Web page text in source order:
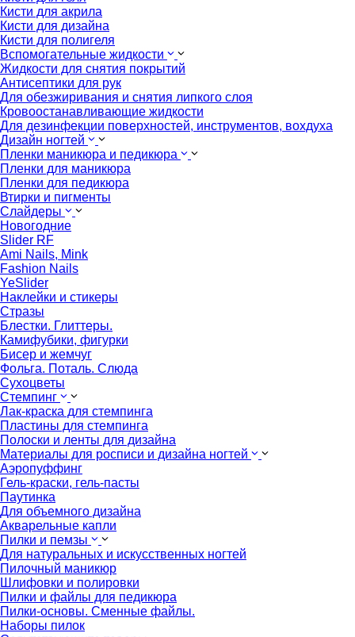
Кисти для акрила
Кисти для дизайна
Кисти для полигеля
Вспомогательные жидкости
Жидкости для снятия покрытий
Антисептики для рук
Для обезжиривания и снятия липкого слоя
Кровоостанавливающие жидкости
Для дезинфекции поверхностей, инструментов, вохдуха
Дизайн ногтей
Пленки маникюра и педикюра
Пленки для маникюра
Пленки для педикюра
Втирки и пигменты
Слайдеры
Новогодние
Slider RF
Ami Nails, Mink
Fashion Nails
YeSlider
Наклейки и стикеры
Стразы
Блестки. Глиттеры.
Камифубики, фигурки
Бисер и жемчуг
Фольга. Поталь. Слюда
Сухоцветы
Стемпинг
Лак-краска для стемпинга
Пластины для стемпинга
Полоски и ленты для дизайна
Материалы для росписи и дизайна ногтей
Аэропуффинг
Гель-краски, гель-пасты
Паутинка
Для объемного дизайна
Акварельные капли
Пилки и пемзы
Для натуральных и искусственных ногтей
Пилочный маникюр
Шлифовки и полировки
Пилки и файлы для педикюра
Пилки-основы. Сменные файлы.
Наборы пилок